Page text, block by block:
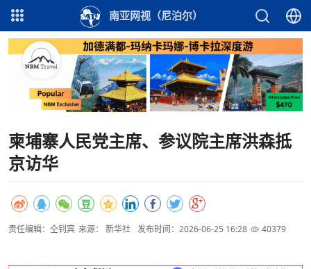
南亚网视（尼泊尔）
柬埔寨人民党主席、参议院主席洪森抵
京访华
责任编辑：仝钊宾 来源： 新华社 发布时间：2026-06-25 16:28 40379